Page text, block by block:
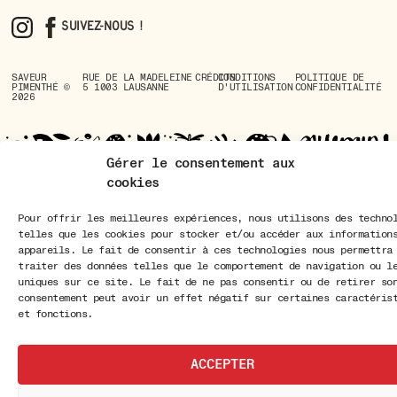
Gérer le consentement aux
cookies
Pour offrir les meilleures expériences, nous utilisons des
telles que les cookies pour stocker et/ou accéder aux
appareils. Le fait de consentir à ces technologies nous permettra
traiter des données telles que le comportement de navigation ou
uniques sur ce site. Le fait de ne pas consentir ou de retirer son
consentement peut avoir un effet négatif sur certaines
et fonctions.
ACCEPTER
Suivez-nous !
SAVEUR
PIMENTHÉ ©
2026
RUE DE LA MADELEINE
5 1003 LAUSANNE
CRÉDITSCONDITIONS
D'UTILISATION
POLITIQUE DE
CONFIDENTIALITÉ